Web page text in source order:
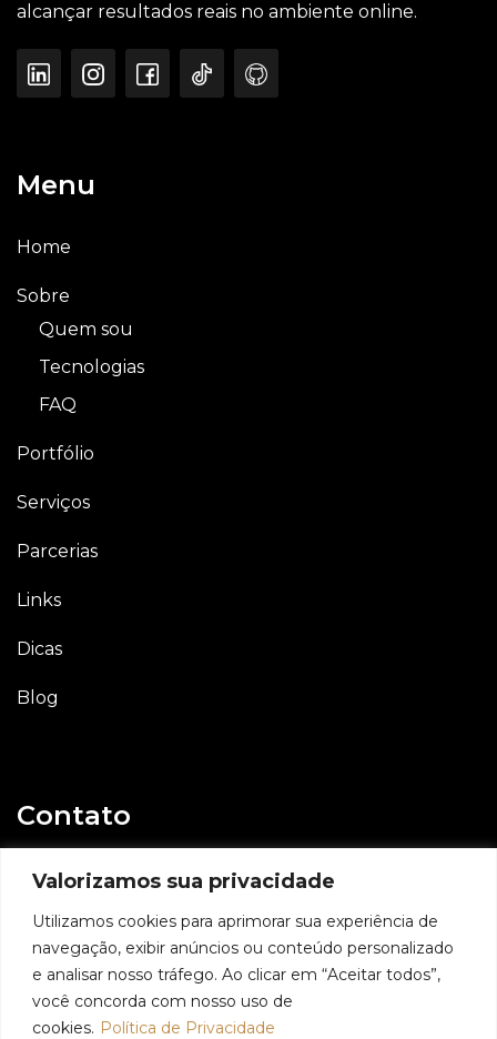
Valorizamos sua privacidade
Utilizamos cookies para aprimorar sua experiência de
navegação, exibir anúncios ou conteúdo personalizado
e analisar nosso tráfego. Ao clicar em “Aceitar todos”,
você concorda com nosso uso de
cookies. Política de Privacidade
alcançar resultados reais no ambiente online.
Menu
Home
Sobre
Quem sou
Tecnologias
FAQ
Portfólio
Serviços
Parcerias
Links
Dicas
Blog
Contato
E-mail
Whatsapp
11 98991 6509